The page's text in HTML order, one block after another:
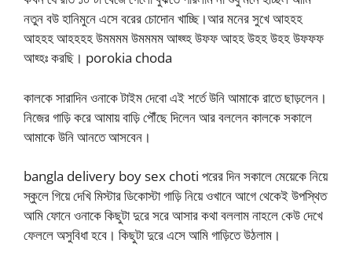
নতুন বউ হানিমুনে এসে বরের চোদোন খাচ্ছি।আর মনের সুখে আহহহ
আহহহ আহহহহ উমমমম উমমমম আহ্হ্হ উফফ আহহ উহহ উহহ উফফফ
আহ্হঃ করছি। porokia choda
কালকে সারাদিন ওনাকে টাইম দেবো এই শর্তে উনি আমাকে রাতে ছাড়লেন।
নিজের গাড়ি করে আমায় বাড়ি পৌঁছে দিলেন আর বললেন কালকে সকালে
আমাকে উনি আনতে আসবেন।
bangla delivery boy sex choti পরের দিন সকালে মেয়েকে নিয়ে
স্কুলে গিয়ে দেখি মিস্টার ডিকোস্টা গাড়ি নিয়ে ওখানে আগে থেকেই উপস্থিত
আমি ফোনে ওনাকে কিছুটা দুরে সরে আসার কথা বললাম নাহলে কেউ দেখে
ফেললে অসুবিধা হবে। কিছুটা দুরে এসে আমি গাড়িতে উঠলাম।